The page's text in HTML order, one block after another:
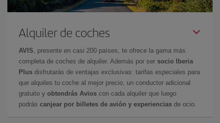
Alquiler de coches
AVIS , presente en casi 200 países, te ofrece la gama más
completa de coches de alquiler. Además por ser socio Iberia
Plus disfrutarás de ventajas exclusivas: tarifas especiales para
que alquiles tu coche al mejor precio, un conductor adicional
gratuito y obtendrás Avios con cada alquiler que luego
podrás canjear por billetes de avión y experiencias de ocio.